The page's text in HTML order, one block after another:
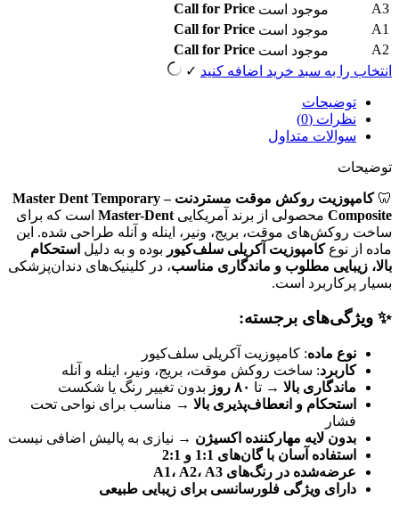
A3
موجود است Call for Price
A1
موجود است Call for Price
A2
موجود است Call for Price
انتخاب را به سبد خرید اضافه کنید ✓
توضیحات
نظرات (0)
سوالات متداول
توضیحات
🦷
کامپوزیت روکش موقت مستردنت – Master Dent Temporary
Composite محصولی از برند آمریکاییMaster-Dent است که برای
ساخت روکش‌های موقت، بریج، ونیر، اینله و آنله طراحی شده. این
ماده از نوعکامپوزیت آکریلی سلف‌کیور بوده و به دلیل استحکام
بالا، زیبایی مطلوب و ماندگاری مناسب، در کلینیک‌های دندان‌پزشکی
بسیار پرکاربرد است.
✨ ویژگی‌های برجسته:
نوع ماده: کامپوزیت آکریلی سلف‌کیور
کاربرد: ساخت روکش موقت، بریج، ونیر، اینله و آنله
ماندگاری بالا → تا ۸۰ روز
بدون تغییر رنگ یا شکست
استحکام و انعطاف‌پذیری بالا → مناسب برای نواحی تحت
فشار
بدون لایه مهارکننده اکسیژن → نیازی به پالیش اضافی نیست
استفاده آسان با گان‌های 1:1 و 2:1
عرضه‌شده در رنگ‌های A1، A2، A3
دارای ویژگی فلورسانسی برای زیبایی طبیعی